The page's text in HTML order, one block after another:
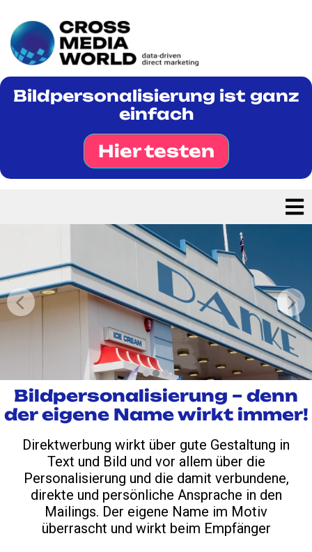
Bildpersonalisierung ist ganz
einfach
Hier testen
 
Bildpersonalisierung – denn
der eigene Name wirkt immer!
Direktwerbung wirkt über gute Gestaltung in
Text und Bild und vor allem über die
Personalisierung und die damit verbundene,
direkte und persönliche Ansprache in den
Mailings. Der eigene Name im Motiv
überrascht und wirkt beim Empfänger